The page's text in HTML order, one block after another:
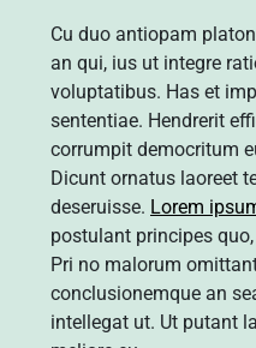
Cu duo antiopam
an qui, ius ut integre
voluptatibus. Has et
sententiae. Hendrerit
corrumpit democritum
Dicunt ornatus laoreet
deseruisse. Lorem
postulant principes
Pri no malorum
conclusionemque an
intellegat ut. Ut putant